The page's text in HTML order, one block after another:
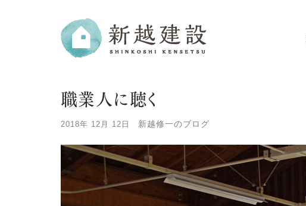
職業人に聴く
2018年 12月 12日 新越修一のブログ